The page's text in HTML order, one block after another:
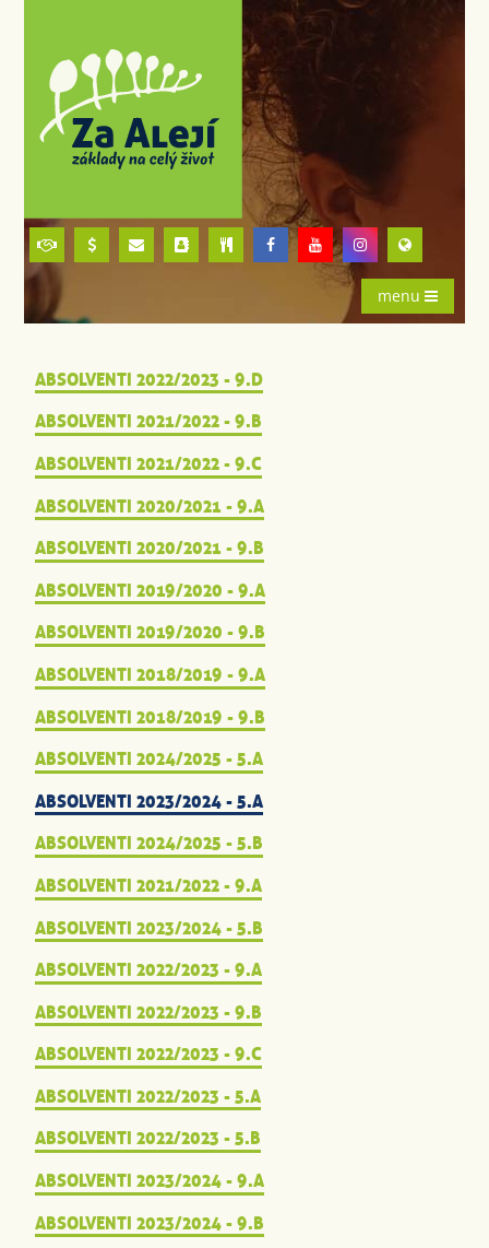
menu
ABSOLVENTI 2022/2023 - 9.D
ABSOLVENTI 2021/2022 - 9.B
ABSOLVENTI 2021/2022 - 9.C
ABSOLVENTI 2020/2021 - 9.A
ABSOLVENTI 2020/2021 - 9.B
ABSOLVENTI 2019/2020 - 9.A
ABSOLVENTI 2019/2020 - 9.B
ABSOLVENTI 2018/2019 - 9.A
ABSOLVENTI 2018/2019 - 9.B
ABSOLVENTI 2024/2025 - 5.A
ABSOLVENTI 2023/2024 - 5.A
ABSOLVENTI 2024/2025 - 5.B
ABSOLVENTI 2021/2022 - 9.A
ABSOLVENTI 2023/2024 - 5.B
ABSOLVENTI 2022/2023 - 9.A
ABSOLVENTI 2022/2023 - 9.B
ABSOLVENTI 2022/2023 - 9.C
ABSOLVENTI 2022/2023 - 5.A
ABSOLVENTI 2022/2023 - 5.B
ABSOLVENTI 2023/2024 - 9.A
ABSOLVENTI 2023/2024 - 9.B